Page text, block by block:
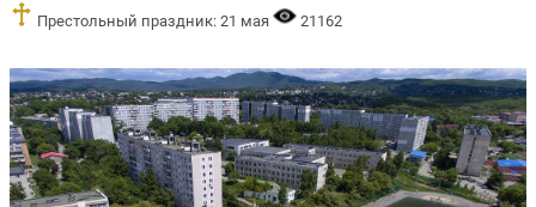
Престольный праздник: 21 мая 21162